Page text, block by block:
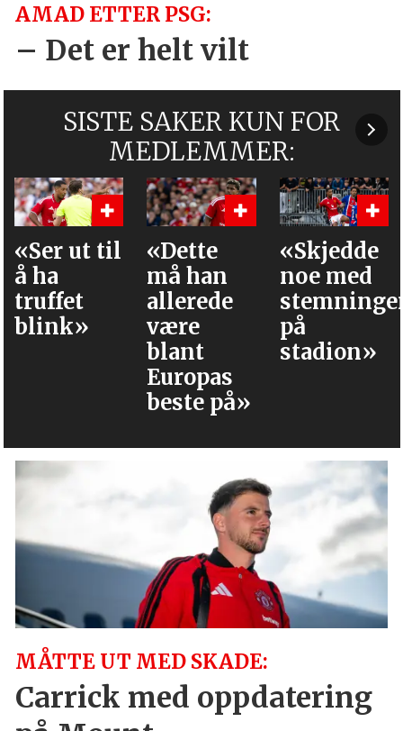
AMAD ETTER PSG:
– Det er helt vilt
SISTE SAKER KUN FOR
MEDLEMMER:
«Dette
må han
allerede
være
«Skjedde
noe med
stemningen
på
stadion»
Dette er
PSG-
stjernene
United
trolig
MÅTTE UT MED SKADE:
Carrick med oppdatering